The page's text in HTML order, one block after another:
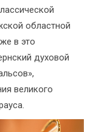
областной
в это
духовой
великого